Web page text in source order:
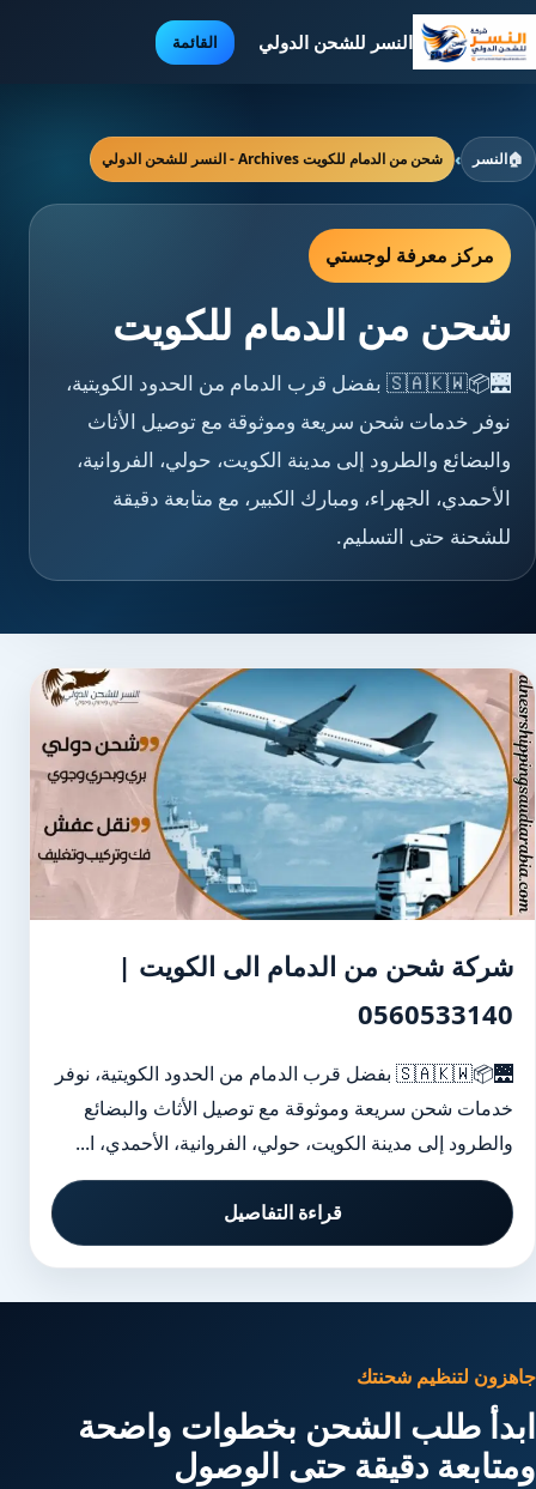
النسر للشحن الدولي القائمة
🏠النسر › شحن من الدمام للكويت Archives - النسر للشحن الدولي
مركز معرفة لوجستي
شحن من الدمام للكويت
🌉📦🇸🇦🇰🇼 بفضل قرب الدمام من الحدود الكويتية،
نوفر خدمات شحن سريعة وموثوقة مع توصيل الأثاث
والبضائع والطرود إلى مدينة الكويت، حولي، الفروانية،
الأحمدي، الجهراء، ومبارك الكبير، مع متابعة دقيقة
للشحنة حتى التسليم.
شركة شحن من الدمام الى الكويت |
0560533140
🌉📦🇸🇦🇰🇼 بفضل قرب الدمام من الحدود الكويتية، نوفر
خدمات شحن سريعة وموثوقة مع توصيل الأثاث والبضائع
والطرود إلى مدينة الكويت، حولي، الفروانية، الأحمدي، ا...
قراءة التفاصيل
جاهزون لتنظيم شحنتك
ابدأ طلب الشحن بخطوات واضحة
ومتابعة دقيقة حتى الوصول